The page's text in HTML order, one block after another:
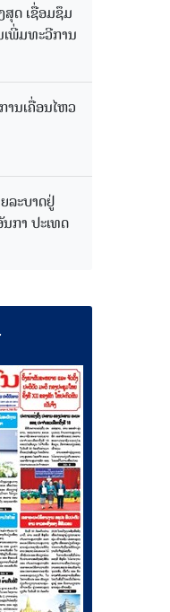
ດ ເຊື່ອມຊຶມ
ພີ່ມທະວີການ
ນເຄື່ອນໄຫວ
ລະບາດຢູ່
ກາ ປະເທດ